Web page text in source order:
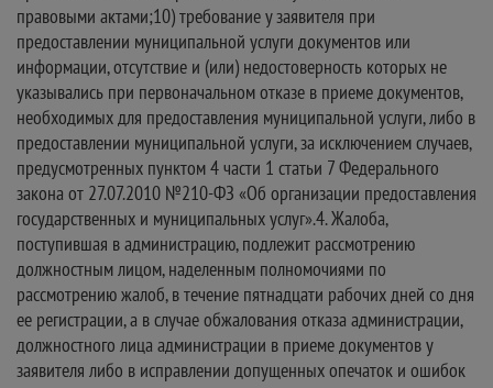
правовыми актами;10) требование у заявителя при
предоставлении муниципальной услуги документов или
информации, отсутствие и (или) недостоверность которых не
указывались при первоначальном отказе в приеме документов,
необходимых для предоставления муниципальной услуги, либо в
предоставлении муниципальной услуги, за исключением случаев,
предусмотренных пунктом 4 части 1 статьи 7 Федерального
закона от 27.07.2010 №210-ФЗ «Об организации предоставления
государственных и муниципальных услуг».4. Жалоба,
поступившая в администрацию, подлежит рассмотрению
должностным лицом, наделенным полномочиями по
рассмотрению жалоб, в течение пятнадцати рабочих дней со дня
ее регистрации, а в случае обжалования отказа администрации,
должностного лица администрации в приеме документов у
заявителя либо в исправлении допущенных опечаток и ошибок